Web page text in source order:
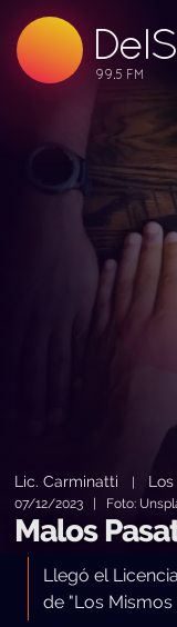
99.5 FM
99.5 FM
99.5 FM
Lic. Carminatti
07/12/2023 | Foto:
Malos
Llegó el
de "Los Mismos